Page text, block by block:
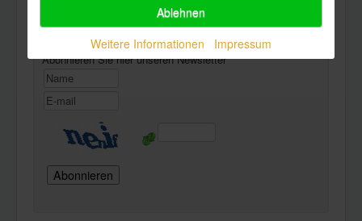
Newsletter
Abonnieren Sie hier unseren Newsletter
Ablehnen
Weitere Informationen
Impressum